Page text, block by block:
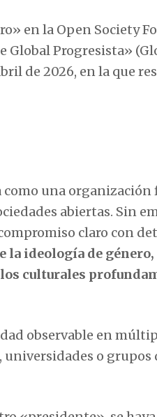
en la Open Society
Progresista»
de 2026, en la que
una
abiertas. Sin
claro con
la ideología de
culturales
observable en
o grupos